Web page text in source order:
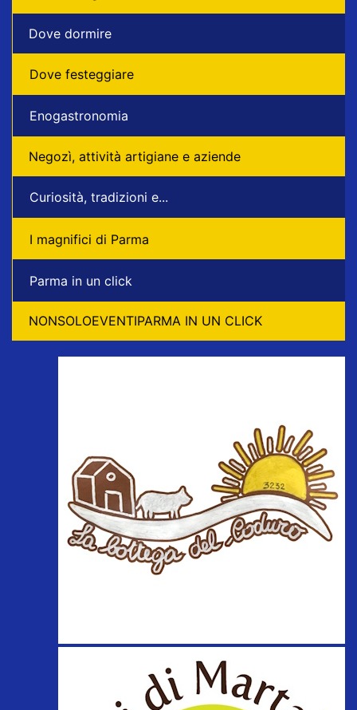
Dove dormire
Dove festeggiare
Enogastronomia
Negozì, attività artigiane e aziende
Curiosità, tradizioni e...
I magnifici di Parma
Parma in un click
NONSOLOEVENTIPARMA IN UN CLICK